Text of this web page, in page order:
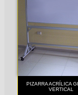
PIZARRA ACRÍLICA
VERTICAL